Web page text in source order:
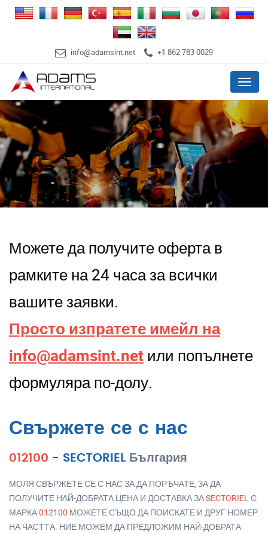
info@adamsint.net +1 862 783 0029
Menu
Можете да получите оферта в
рамките на 24 часа за всички
вашите заявки.
Просто изпратете имейл на
info@adamsint.net или попълнете
формуляра по-долу.
Свържете се с нас
012100 - SECTORIEL България
МОЛЯ СВЪРЖЕТЕ СЕ С НАС ЗА ДА ПОРЪЧАТЕ, ЗА ДА
ПОЛУЧИТЕ НАЙ-ДОБРАТА ЦЕНА И ДОСТАВКА ЗАSECTORIEL С
МАРКА012100 МОЖЕТЕ СЪЩО ДА ПОИСКАТЕ И ДРУГ НОМЕР
НА ЧАСТТА. НИЕ МОЖЕМ ДА ПРЕДЛОЖИМ НАЙ-ДОБРАТА